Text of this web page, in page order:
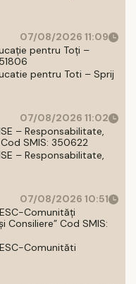
07/08/2026 11:09
pentru Toți –
pentru Toti – Sprij
07/08/2026 11:02
– Responsabilitate,
SMIS: 350622
– Responsabilitate,
07/08/2026 10:51
Comunități
Consiliere” Cod SMIS:
Comunităti